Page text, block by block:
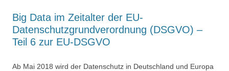
Big Data im Zeitalter der EU-
Datenschutzgrundverordnung (DSGVO) –
Teil 6 zur EU-DSGVO
Ab Mai 2018 wird der Datenschutz in Deutschland und Europa